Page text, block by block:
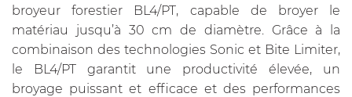
broyeur forestier BL4/PT, capable de broyer le
matériau jusqu’à 30 cm de diamètre. Grâce à la
combinaison des technologies Sonic et Bite Limiter,
le BL4/PT garantit une productivité élevée, un
broyage puissant et efficace et des performances